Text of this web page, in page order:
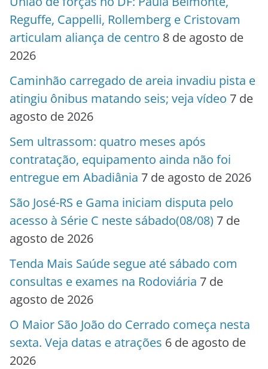
Reguffe, Cappelli, Rollemberg e Cristovam
articulam aliança de centro 8 de agosto de
2026
Caminhão carregado de areia invadiu pista e
atingiu ônibus matando seis; veja vídeo 7 de
agosto de 2026
Sem ultrassom: quatro meses após
contratação, equipamento ainda não foi
entregue em Abadiânia 7 de agosto de 2026
São José-RS e Gama iniciam disputa pelo
acesso à Série C neste sábado(08/08) 7 de
agosto de 2026
Tenda Mais Saúde segue até sábado com
consultas e exames na Rodoviária 7 de
agosto de 2026
O Maior São João do Cerrado começa nesta
sexta. Veja datas e atrações 6 de agosto de
2026